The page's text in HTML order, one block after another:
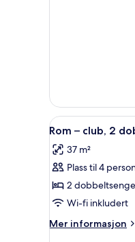
Åpne
alle
bildene
av
Rom
–
club,
2
10
Rom – club, 2
37 m²
Plass til 4
2
Wi-fi inkludert
Mer informasjon
Mer